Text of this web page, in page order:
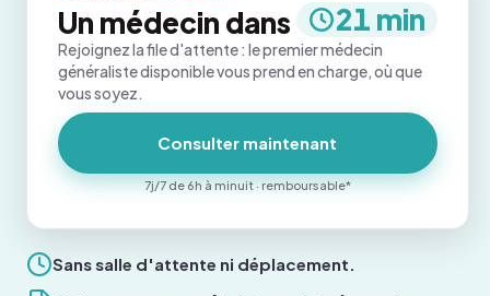
Sans salle d'attente ni déplacement.
Un médecin dans 21 min
Rejoignez la file d'attente : le premier médecin
généraliste disponible vous prend en charge, où que
vous soyez.
Consulter maintenant
7j/7 de 6h à minuit · remboursable*